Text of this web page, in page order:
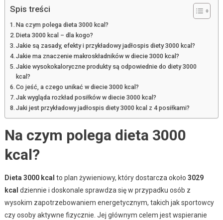
Spis treści
Na czym polega dieta 3000 kcal?
Dieta 3000 kcal – dla kogo?
Jakie są zasady, efekty i przykładowy jadłospis diety 3000 kcal?
Jakie ma znaczenie makroskładników w diecie 3000 kcal?
Jakie wysokokaloryczne produkty są odpowiednie do diety 3000
kcal?
Co jeść, a czego unikać w diecie 3000 kcal?
Jak wygląda rozkład posiłków w diecie 3000 kcal?
Jaki jest przykładowy jadłospis diety 3000 kcal z 4 posiłkami?
Na czym polega dieta 3000
kcal?
Dieta 3000 kcal to plan żywieniowy, który dostarcza około 3029
kcal dziennie i doskonale sprawdza się w przypadku osób z
wysokim zapotrzebowaniem energetycznym, takich jak sportowcy
czy osoby aktywne fizycznie. Jej głównym celem jest wspieranie